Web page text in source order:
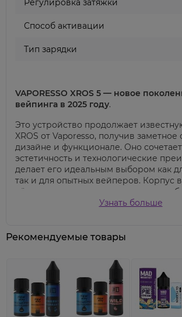
Регулировка затяжки
Способ активации
Тип зарядки
VAPORESSO XROS 5 — новое
вейпинга в 2025 году.
Это устройство продолжает
XROS от Vaporesso, получив
дизайне и функционале. Оно
эстетичность и технологические
делает его идеальным выбором как
так и для опытных вейперов. Корпус
лёгкого алюминиевого сплава, что
прочность без лишнего веса.
отличный вариант для тех, кто ценит
но не хочет жертвовать
Ёмкий аккумулятор на 1500 мАч
наслаждаться парением в течение
частой подзарядки.
Мощность
30 Вт, что обеспечивает плотный,
яркую вкусовую передачу. Благодаря
Узнать больше
Рекомендуемые товары